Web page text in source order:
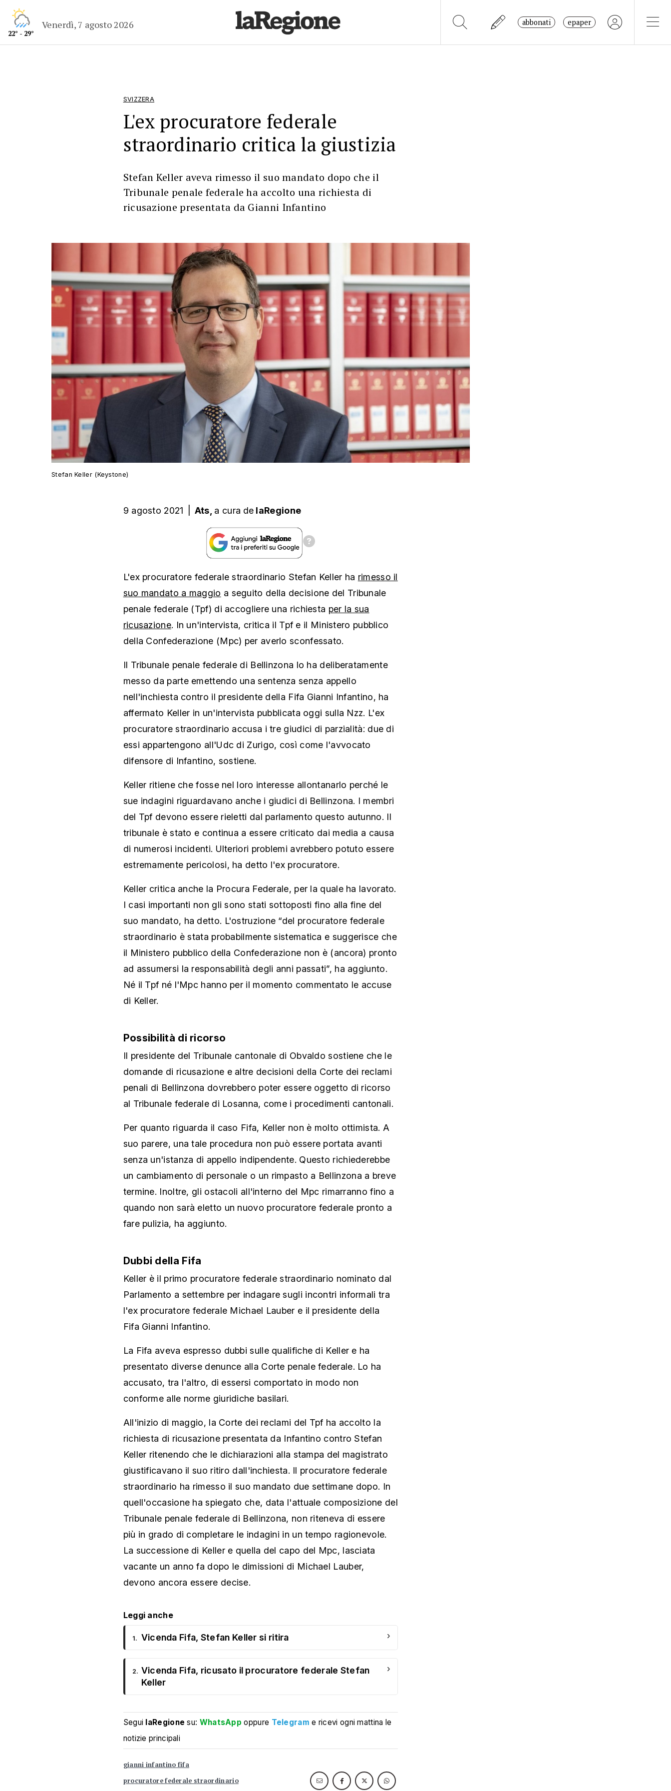
22° - 29°
Venerdì, 7 agosto 2026 abbonati epaper
SVIZZERA
L'ex procuratore federale
straordinario critica la giustizia
Stefan Keller aveva rimesso il suo mandato dopo che il
Tribunale penale federale ha accolto una richiesta di
ricusazione presentata da Gianni Infantino
Stefan Keller (Keystone)
9 agosto 2021 Ats, a cura de laRegione
L'ex procuratore federale straordinario Stefan Keller ha rimesso il
suo mandato a maggio a seguito della decisione del Tribunale
penale federale (Tpf) di accogliere una richiesta per la sua
ricusazione. In un'intervista, critica il Tpf e il Ministero pubblico
della Confederazione (Mpc) per averlo sconfessato.
Il Tribunale penale federale di Bellinzona lo ha deliberatamente
messo da parte emettendo una sentenza senza appello
nell'inchiesta contro il presidente della Fifa Gianni Infantino, ha
affermato Keller in un'intervista pubblicata oggi sulla Nzz. L'ex
procuratore straordinario accusa i tre giudici di parzialità: due di
essi appartengono all'Udc di Zurigo, così come l'avvocato
difensore di Infantino, sostiene.
Keller ritiene che fosse nel loro interesse allontanarlo perché le
sue indagini riguardavano anche i giudici di Bellinzona. I membri
del Tpf devono essere rieletti dal parlamento questo autunno. Il
tribunale è stato e continua a essere criticato dai media a causa
di numerosi incidenti. Ulteriori problemi avrebbero potuto essere
estremamente pericolosi, ha detto l'ex procuratore.
Keller critica anche la Procura Federale, per la quale ha lavorato.
I casi importanti non gli sono stati sottoposti fino alla fine del
suo mandato, ha detto. L'ostruzione “del procuratore federale
straordinario è stata probabilmente sistematica e suggerisce che
il Ministero pubblico della Confederazione non è (ancora) pronto
ad assumersi la responsabilità degli anni passati”, ha aggiunto.
Né il Tpf né l'Mpc hanno per il momento commentato le accuse
di Keller.
Possibilità di ricorso
Il presidente del Tribunale cantonale di Obvaldo sostiene che le
domande di ricusazione e altre decisioni della Corte dei reclami
penali di Bellinzona dovrebbero poter essere oggetto di ricorso
al Tribunale federale di Losanna, come i procedimenti cantonali.
Per quanto riguarda il caso Fifa, Keller non è molto ottimista. A
suo parere, una tale procedura non può essere portata avanti
senza un'istanza di appello indipendente. Questo richiederebbe
un cambiamento di personale o un rimpasto a Bellinzona a breve
termine. Inoltre, gli ostacoli all'interno del Mpc rimarranno fino a
quando non sarà eletto un nuovo procuratore federale pronto a
fare pulizia, ha aggiunto.
Dubbi della Fifa
Keller è il primo procuratore federale straordinario nominato dal
Parlamento a settembre per indagare sugli incontri informali tra
l'ex procuratore federale Michael Lauber e il presidente della
Fifa Gianni Infantino.
La Fifa aveva espresso dubbi sulle qualifiche di Keller e ha
presentato diverse denunce alla Corte penale federale. Lo ha
accusato, tra l'altro, di essersi comportato in modo non
conforme alle norme giuridiche basilari.
All'inizio di maggio, la Corte dei reclami del Tpf ha accolto la
richiesta di ricusazione presentata da Infantino contro Stefan
Keller ritenendo che le dichiarazioni alla stampa del magistrato
giustificavano il suo ritiro dall'inchiesta. Il procuratore federale
straordinario ha rimesso il suo mandato due settimane dopo. In
quell'occasione ha spiegato che, data l'attuale composizione del
Tribunale penale federale di Bellinzona, non riteneva di essere
più in grado di completare le indagini in un tempo ragionevole.
La successione di Keller e quella del capo del Mpc, lasciata
vacante un anno fa dopo le dimissioni di Michael Lauber,
devono ancora essere decise.
Leggi anche
1. Vicenda Fifa, Stefan Keller si ritira ›
2. Vicenda Fifa, ricusato il procuratore federale Stefan
Keller
›
Segui laRegione su: WhatsApp oppure Telegram e ricevi ogni mattina le
notizie principali
gianni infantino fifa
procuratore federale straordinario